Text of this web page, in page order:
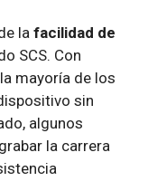
la facilidad de
SCS. Con
mayoría de los
sin
algunos
la carrera